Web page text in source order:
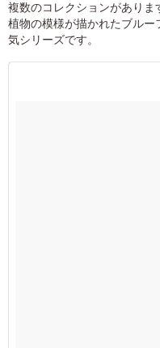
複数のコレクションがあり
植物の模様が描かれたブルー
気シリーズです。